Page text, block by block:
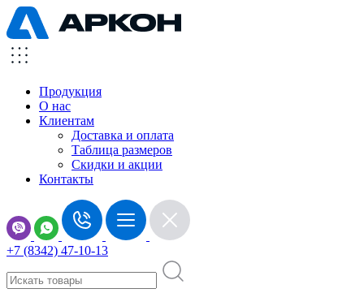
Продукция
О нас
Клиентам
Доставка и оплата
Таблица размеров
Скидки и акции
Контакты
+7 (8342) 47-10-13